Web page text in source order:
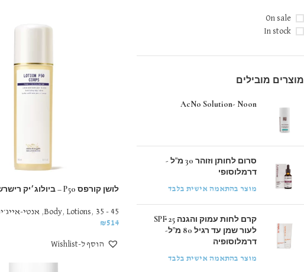
On sale
In stock
מוצרים מובילים
AcNo Solution- Noon
סרום לחותן וזוהר 30 מ"ל -
דרמלוסופי
מוצר בהתאמה אישית בלבד
קרם לחות עמוק והגנה 25 SPF
לעור שמן עד רגיל 80 מ"ל-
דרמלוסופיה
מוצר בהתאמה אישית בלבד
לושן קורפס P50 – ביולוג׳יק רישרש
Body, Lotions , 35 - 45
, אנטי-
₪514
הוסף ל-Wishlist